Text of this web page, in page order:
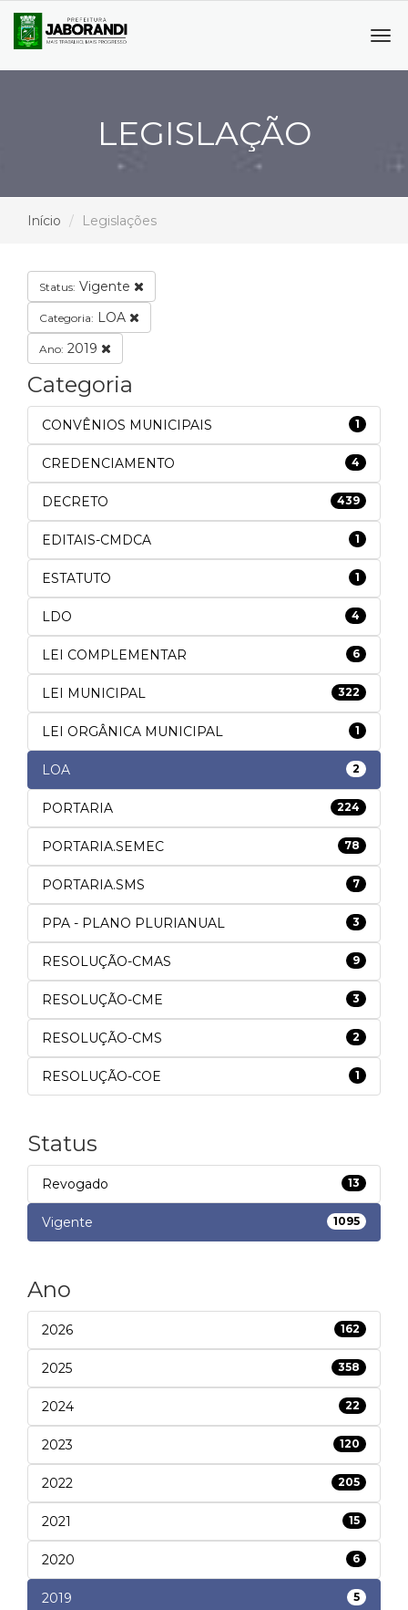
LEGISLAÇÃO
Início Legislações
Status: Vigente
Categoria: LOA
Ano: 2019
Categoria
CONVÊNIOS MUNICIPAIS 1
CREDENCIAMENTO 4
DECRETO 439
EDITAIS-CMDCA 1
ESTATUTO 1
LDO 4
LEI COMPLEMENTAR 6
LEI MUNICIPAL 322
LEI ORGÂNICA MUNICIPAL 1
LOA 2
PORTARIA 224
PORTARIA.SEMEC 78
PORTARIA.SMS 7
PPA - PLANO PLURIANUAL 3
RESOLUÇÃO-CMAS 9
RESOLUÇÃO-CME 3
RESOLUÇÃO-CMS 2
RESOLUÇÃO-COE 1
Status
Revogado 13
Vigente 1095
Ano
2026 162
2025 358
2024 22
2023 120
2022 205
2021 15
2020 6
2019 5